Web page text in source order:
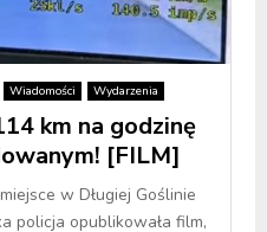
Wiadomości Wydarzenia
km na godzinę
[FILM]
w Długiej Goślinie
policja opublikowała film,